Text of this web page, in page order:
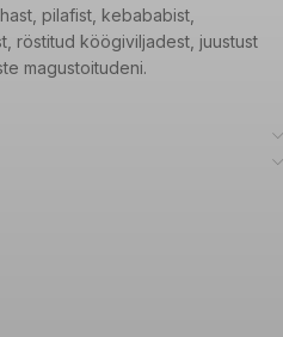
pilafist, kebababist,
röstitud köögiviljadest, juustust
magustoitudeni.